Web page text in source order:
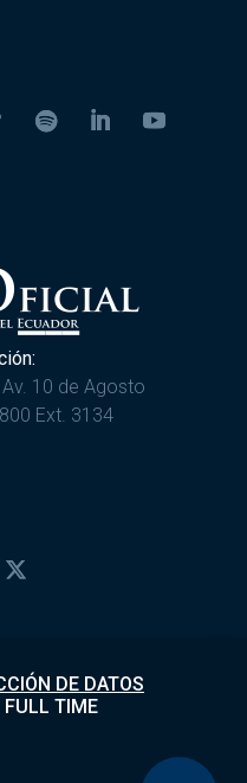
10 de Agosto
Ext. 3134
DE DATOS
FULL TIME